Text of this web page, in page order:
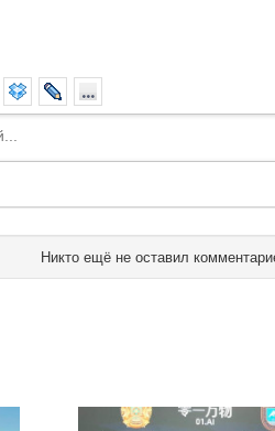
Никто ещё не оставил